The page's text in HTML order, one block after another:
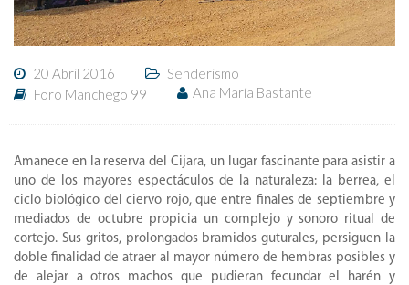
20 Abril 2016
Senderismo
Foro Manchego 99
Ana María Bastante
Amanece en la reserva del Cijara, un lugar fascinante para asistir a
uno de los mayores espectáculos de la naturaleza: la berrea, el
ciclo biológico del ciervo rojo, que entre finales de septiembre y
mediados de octubre propicia un complejo y sonoro ritual de
cortejo. Sus gritos, prolongados bramidos guturales, persiguen la
doble finalidad de atraer al mayor número de hembras posibles y
de alejar a otros machos que pudieran fecundar el harén y